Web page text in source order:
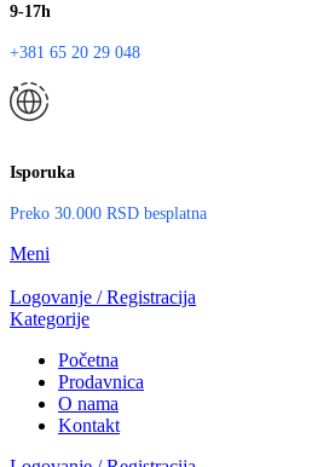
9-17h
+381 65 20 29 048
Isporuka
Preko 30.000 RSD besplatna
Meni
Logovanje / Registracija
Kategorije
Početna
Prodavnica
O nama
Kontakt